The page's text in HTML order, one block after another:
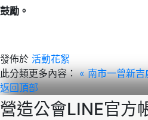
鼓勵。
發佈於 活動花絮
此分類更多內容： « 南市一曾新
返回頂部
營造公會LINE官方